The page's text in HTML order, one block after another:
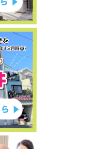
円★
中古戸建
収益中古
ェルン★
川島町21-
を
12月時点)